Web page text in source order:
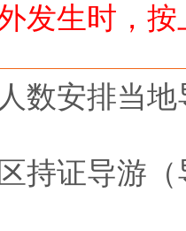
发生时，
数安排当
持证导游